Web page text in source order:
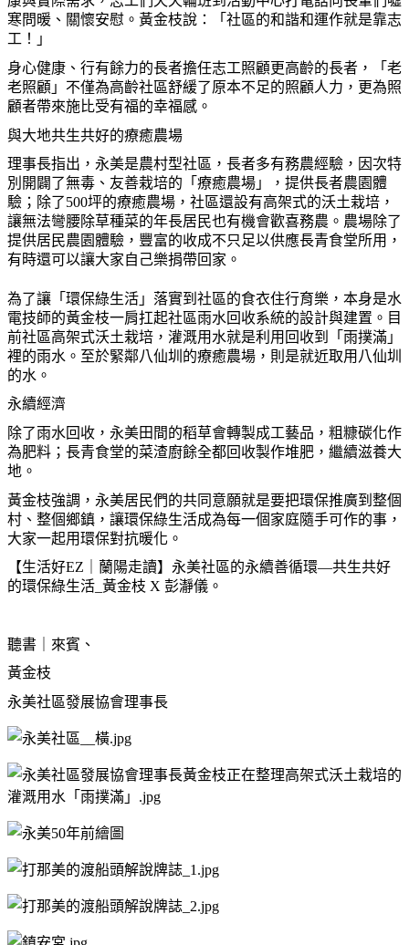
寒問暖、關懷安慰。黃金枝說：「社區的和諧和運作就是靠志
工！」
身心健康、行有餘力的長者擔任志工照顧更高齡的長者，「老
老照顧」不僅為高齡社區舒緩了原本不足的照顧人力，更為照
顧者帶來施比受有福的幸福感。
與大地共生共好的療癒農場
理事長指出，永美是農村型社區，長者多有務農經驗，因次特
別開闢了無毒、友善栽培的「療癒農場」，提供長者農園體
驗；除了500坪的療癒農場，社區還設有高架式的沃土栽培，
讓無法彎腰除草種菜的年長居民也有機會歡喜務農。農場除了
提供居民農園體驗，豐富的收成不只足以供應長青食堂所用，
有時還可以讓大家自己樂捐帶回家。
為了讓「環保綠生活」落實到社區的食衣住行育樂，本身是水
電技師的黃金枝一肩扛起社區雨水回收系統的設計與建置。目
前社區高架式沃土栽培，灌溉用水就是利用回收到「雨撲滿」
裡的雨水。至於緊鄰八仙圳的療癒農場，則是就近取用八仙圳
的水。
永續經濟
除了雨水回收，永美田間的稻草會轉製成工藝品，粗糠碳化作
為肥料；長青食堂的菜渣廚餘全都回收製作堆肥，繼續滋養大
地。
黃金枝強調，永美居民們的共同意願就是要把環保推廣到整個
村、整個鄉鎮，讓環保綠生活成為每一個家庭隨手可作的事，
大家一起用環保對抗暖化。
【生活好EZ｜蘭陽走讀】永美社區的永續善循環—共生共好
的環保綠生活_黃金枝 X 彭瀞儀。
聽書｜來賓、
黃金枝
永美社區發展協會理事長